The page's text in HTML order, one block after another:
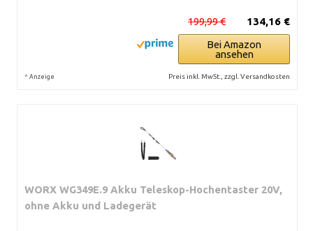
134,16 €
199,99 €
Bei Amazon
ansehen
* Anzeige Preis inkl. MwSt., zzgl. Versandkosten
WORX WG349E.9 Akku Teleskop-Hochentaster 20V,
ohne Akku und Ladegerät